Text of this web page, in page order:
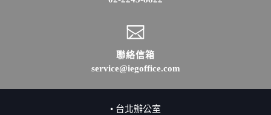
聯絡信箱
service@iegoffice.com
• 台北辦公室